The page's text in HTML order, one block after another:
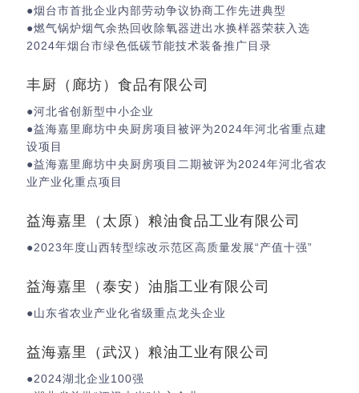
●烟台市首批企业内部劳动争议协商工作先进典型
●燃气锅炉烟气余热回收除氧器进出水换样器荣获入选
2024年烟台市绿色低碳节能技术装备推广目录
丰厨（廊坊）食品有限公司
●河北省创新型中小企业
●益海嘉里廊坊中央厨房项目被评为2024年河北省重点建
设项目
●益海嘉里廊坊中央厨房项目二期被评为2024年河北省农
业产业化重点项目
益海嘉里（太原）粮油食品工业有限公司
●2023年度山西转型综改示范区高质量发展“产值十强”
益海嘉里（泰安）油脂工业有限公司
●山东省农业产业化省级重点龙头企业
益海嘉里（武汉）粮油工业有限公司
●2024湖北企业100强